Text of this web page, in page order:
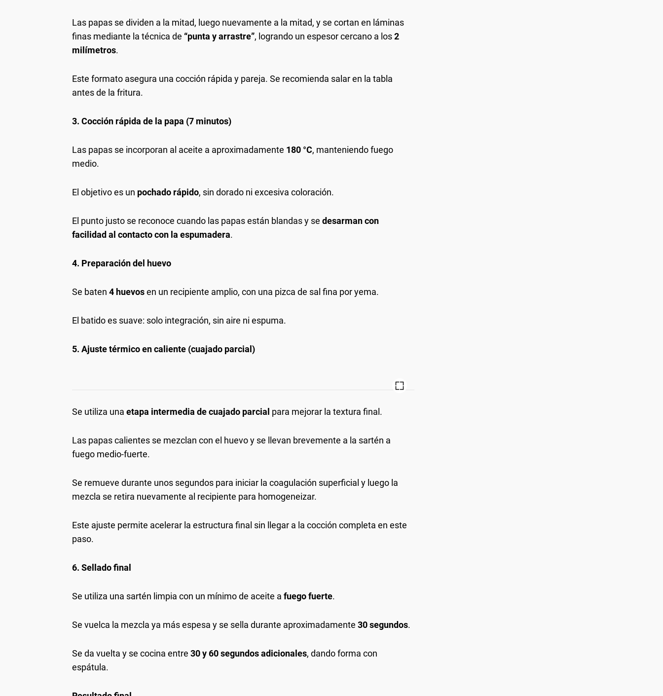
Las papas se dividen a la mitad, luego nuevamente a la mitad, y se cortan en láminas
finas mediante la técnica de “punta y arrastre”, logrando un espesor cercano a los2
milímetros.
Este formato asegura una cocción rápida y pareja. Se recomienda salar en la tabla
antes de la fritura.
3. Cocción rápida de la papa (7 minutos)
Las papas se incorporan al aceite a aproximadamente 180 °C, manteniendo fuego
medio.
El objetivo es un pochado rápido, sin dorado ni excesiva coloración.
El punto justo se reconoce cuando las papas están blandas y se desarman con
facilidad al contacto con la espumadera.
4. Preparación del huevo
Se baten 4 huevosen un recipiente amplio, con una pizca de sal fina por yema.
El batido es suave: solo integración, sin aire ni espuma.
5. Ajuste térmico en caliente (cuajado parcial)
Se utiliza una etapa intermedia de cuajado parcial para mejorar la textura final.
Las papas calientes se mezclan con el huevo y se llevan brevemente a la sartén a
fuego medio-fuerte.
Se remueve durante unos segundos para iniciar la coagulación superficial y luego la
mezcla se retira nuevamente al recipiente para homogeneizar.
Este ajuste permite acelerar la estructura final sin llegar a la cocción completa en este
paso.
6. Sellado final
Se utiliza una sartén limpia con un mínimo de aceite a fuego fuerte.
Se vuelca la mezcla ya más espesa y se sella durante aproximadamente 30 segundos.
Se da vuelta y se cocina entre 30 y 60 segundos adicionales, dando forma con
espátula.